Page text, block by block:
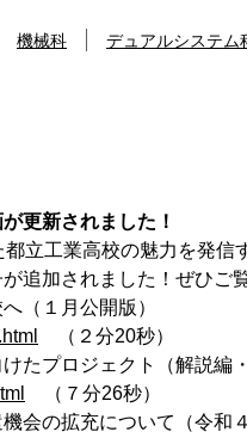
機械科 デュアルシステム
更新されました！
立工業高校の魅力を発
追加されました！ぜひご
（１月公開版）
（２分20秒）
プロジェクト（解説編・
（７分26秒）
会の拡充について（令和